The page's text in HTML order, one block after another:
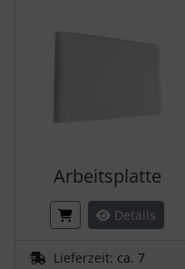
Arbeitsplatte
Details
Lieferzeit: ca. 7